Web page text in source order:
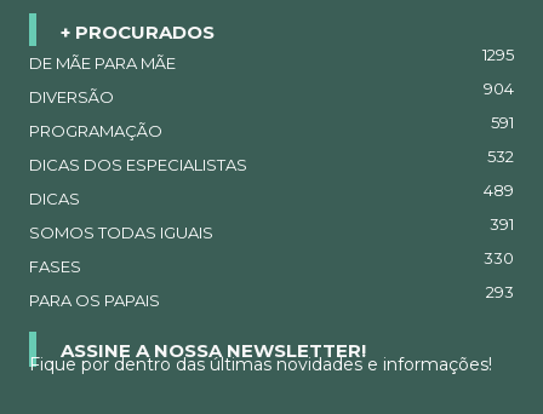
+ PROCURADOS
DE MÃE PARA MÃE 1295
DIVERSÃO 904
PROGRAMAÇÃO 591
DICAS DOS ESPECIALISTAS 532
DICAS 489
SOMOS TODAS IGUAIS 391
FASES 330
PARA OS PAPAIS 293
ASSINE A NOSSA NEWSLETTER!
Fique por dentro das últimas novidades e informações!